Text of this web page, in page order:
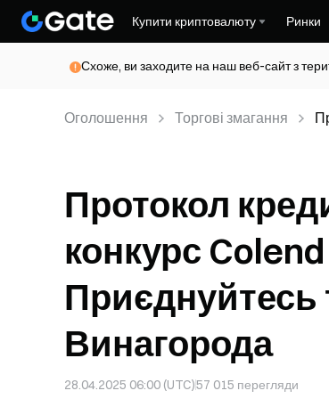
Купити криптовалюту Ринки
Схоже, ви заходите на наш веб-сайт з
Оголошення Торгові змагання
Протокол
конкурс
Приєднуйтесь
Винагорода
28.04.2025 06:00 (UTC)57 015 перегляди